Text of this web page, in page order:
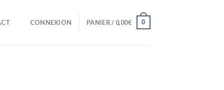
CONNEXION PANIER / 0,00€ 0